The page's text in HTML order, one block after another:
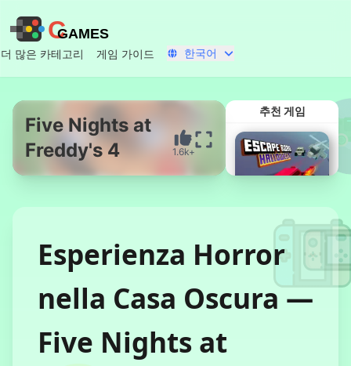
CGAMES
더 많은 카테고리 게임 가이드 한국어
Five Nights at
Freddy's 4
1.6k+
추천 게임
탈출 로드 할로
윈
Esperienza Horror
nella Casa Oscura —
Five Nights at